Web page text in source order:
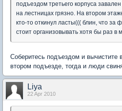
подъездом третьего корпуса
на лестницах грязно. На втором
кто-то откинул ласты((( блин, что за
стоит организовывать хотя бы раз в
Соберитесь подъездом и вычистите
втором подъезде, тогда и люди
Liya
22 Apr 2010